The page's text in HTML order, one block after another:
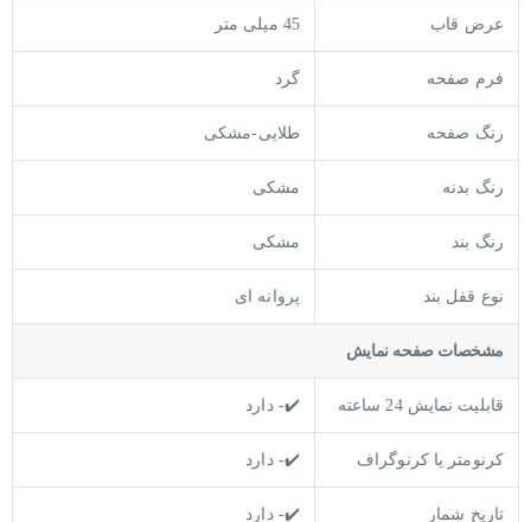
عرض قاب 45 میلی متر
فرم صفحه گرد
رنگ صفحه طلایی-مشکی
رنگ بدنه مشکی
رنگ بند مشکی
نوع قفل بند پروانه ای
مشخصات صفحه نمايش
قابلیت نمایش 24 ساعته ✔️- دارد
کرنومتر یا کرنوگراف ✔️- دارد
تاریخ شمار ✔️- دارد